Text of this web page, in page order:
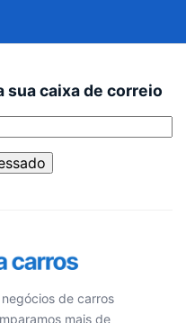
sua caixa de correio
de carros
mais de